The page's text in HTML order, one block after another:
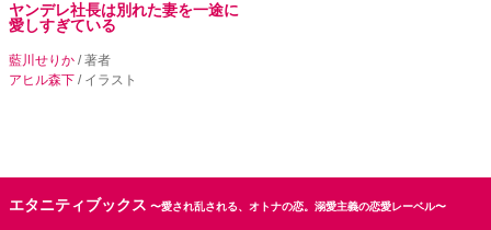
ヤンデレ社長は別れた妻を一途に
愛しすぎている
藍川せりか / 著者
アヒル森下 / イラスト
エタニティブックス 〜愛され乱される、オトナの恋。溺愛主義の恋愛レーベル〜